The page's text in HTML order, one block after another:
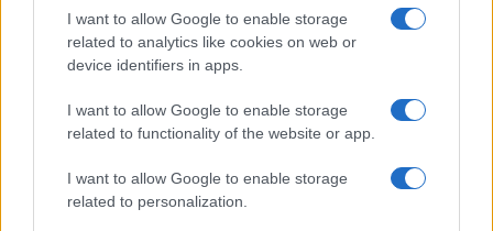
I want to allow Google to enable storage
related to analytics like cookies on web or
device identifiers in apps.
I want to allow Google to enable storage
related to functionality of the website or app.
I want to allow Google to enable storage
related to personalization.
Več iz kraja Dravograd